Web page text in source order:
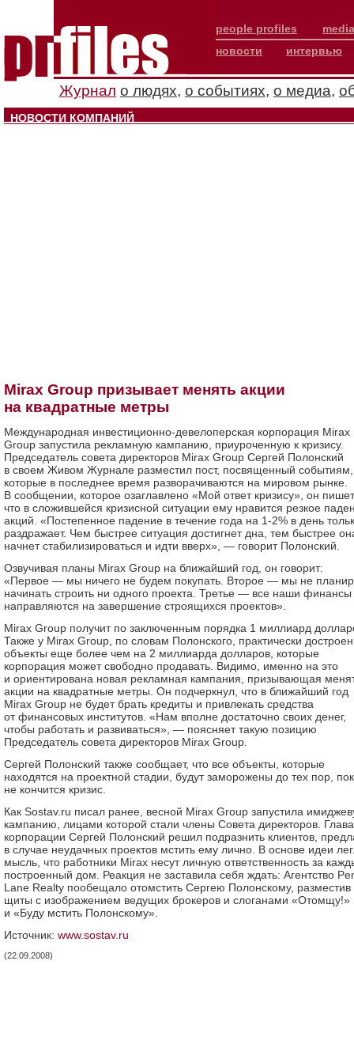
people profiles
новости
интервью
Журнал о людях, о событиях, о медиа,
НОВОСТИ КОМПАНИЙ
Mirax Group призывает менять акции
на квадратные метры
Международная инвестиционно-девелоперская корпорация Mirax
Group запустила рекламную кампанию, приуроченную к кризису.
Председатель совета директоров Mirax Group Сергей Полонский
в своем Живом Журнале разместил пост, посвященный событиям,
которые в последнее время разворачиваются на мировом рынке.
В сообщении, которое озаглавлено «Мой ответ кризису», он
что в сложившейся кризисной ситуации ему нравится резкое
акций. «Постепенное падение в течение года на 1-2% в день
раздражает. Чем быстрее ситуация достигнет дна, тем быстрее
начнет стабилизироваться и идти вверх», — говорит Полонский.
Озвучивая планы Mirax Group на ближайший год, он говорит:
«Первое — мы ничего не будем покупать. Второе — мы не
начинать строить ни одного проекта. Третье — все наши финансы
направляются на завершение строящихся проектов».
Mirax Group получит по заключенным порядка 1 миллиард
Также у Mirax Group, по словам Полонского, практически
объекты еще более чем на 2 миллиарда долларов, которые
корпорация может свободно продавать. Видимо, именно на это
и ориентирована новая рекламная кампания, призывающая
акции на квадратные метры. Он подчеркнул, что в ближайший год
Mirax Group не будет брать кредиты и привлекать средства
от финансовых институтов. «Нам вполне достаточно своих денег,
чтобы работать и развиваться», — поясняет такую позицию
Председатель совета директоров Mirax Group.
Сергей Полонский также сообщает, что все объекты, которые
находятся на проектной стадии, будут заморожены до тех пор,
не кончится кризис.
Как Sostav.ru писал ранее, весной Mirax Group запустила
кампанию, лицами которой стали члены Совета директоров. Глава
корпорации Сергей Полонский решил подразнить клиентов,
в случае неудачных проектов мстить ему лично. В основе идеи
мысль, что работники Mirax несут личную ответственность за
построенный дом. Реакция не заставила себя ждать: Агентство
Lane Realty пообещало отомстить Сергею Полонскому, разместив
щиты с изображением ведущих брокеров и слоганами «Отомщу!»
и «Буду мстить Полонскому».
Источник: www.sostav.ru
(22.09.2008)